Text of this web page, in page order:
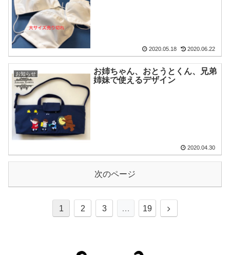
2020.05.18 2020.06.22
お知らせ
お姉ちゃん、おとうとくん、兄弟
姉妹で使えるデザイン
2020.04.30
次のページ
1 2 3 … 19